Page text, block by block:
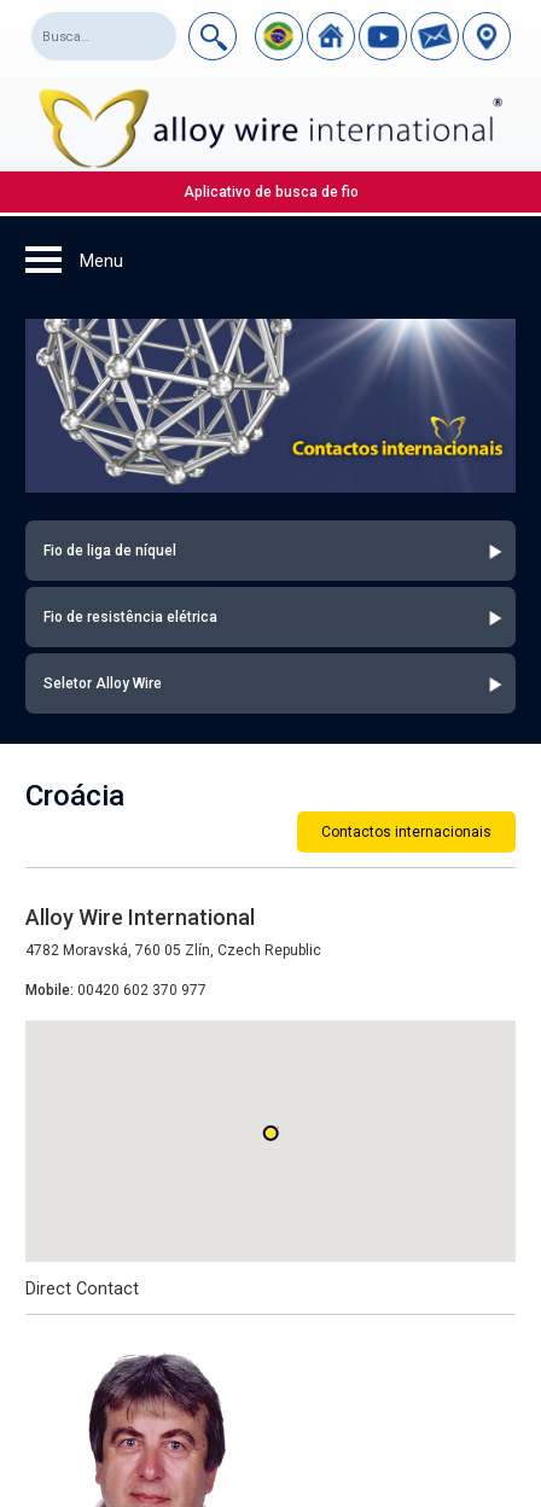
Aplicativo de busca de fio
Fio de liga de níquel
Fio de resistência elétrica
Seletor Alloy Wire
Croácia
Contactos internacionais
Alloy Wire International
4782 Moravská, 760 05 Zlín, Czech Republic
Mobile: 00420 602 370 977
Direct Contact